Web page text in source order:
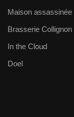
Maison assassinée
Brasserie Collignon
In the Cloud
Doel